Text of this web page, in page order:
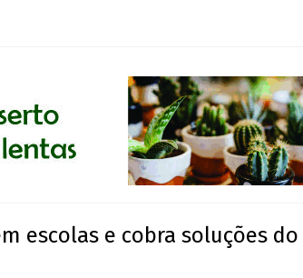
escolas e cobra soluções do